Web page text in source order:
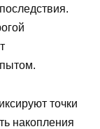
точки
накопления